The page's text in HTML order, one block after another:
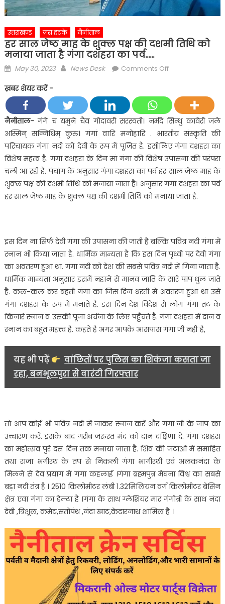
उत्तराखण्ड ज़रा हटके नैनीताल
हर साल जेष्ठ माह के शुक्ल पक्ष की दशमी तिथि को
मनाया जाता है गंगा दशहरा का पर्व……
Posted
May 30, 2023 Author
News Desk Comments Offon
जेष्ठ
माह
के
शुक्ल
पक्ष
की
दशमी
तिथि
को
गंगा
दशहरा
का
पर्व……
ख़बर शेयर करें -
नैनीताल-गंगे च यमुने चैव गोदावरी सरस्वती। नर्मदे सिन्धु कावेरी जले
अस्मिन् सन्निधिम् कुरु। गंगां वारि मनोहारि . भारतीय संस्कृति की
परिचायक गंगा नदी को देवी के रूप में पूजित है. इसीलिए गंगा दशहरा का
विशेष महत्व है. गंगा दशहरा के दिन मां गंगा की विशेष उपासना की परंपरा
चली आ रही है. पंचांग के अनुसार गंगा दशहरा का पर्व हर साल जेष्ठ माह के
शुक्ल पक्ष की दशमी तिथि को मनाया जाता है। अनुसार गंगा दशहरा का पर्व
हर साल जेष्ठ माह के शुक्ल पक्ष की दशमी तिथि को मनाया जाता है.
इस दिन ना सिर्फ देवी गंगा की उपासना की जाती है बल्कि पवित्र नदी गंगा में
स्नान भी किया जाता है. धार्मिक मान्यता है कि इस दिन पृथ्वी पर देवी गंगा
का अवतरण हुआ था. गंगा नदी को देश की सबसे पवित्र नदी में गिना जाता है.
धार्मिक मान्यता अनुसार इसमें नहाने से मानव जाति के सारे पाप धुल जाते
है. कल-कल कर बहती गंगा का जिस दिन धरती में अवतरण हुआ था उसे
गंगा दशहरा के रूप में मनाते है. इस दिन देश विदेश से लोग गंगा तट के
किनारे स्नान व उसकी पूजा अर्चना के लिए पहुँचते है. गंगा दशहरा में दान व
स्नान का बहुत महत्त्व है. कहते है अगर आपके आसपास गंगा जी नहीं है,
यह भी पढ़ें
वांछितों पर पुलिस का शिकंजा कसता जा
रहा, बनभूलपुरा से वारंटी गिरफ्तार
तो आप कोई भी पवित्र नदी में जाकर स्नान करें और गंगा जी के जाप का
उच्चारण करें. इसके बाद गरीब जरुरत मंद को दान दक्षिणा दें. गंगा दशहरा
का महोत्सव पुरे दस दिन तक मनाया जाता है. शिव की जटाओं में समाहित
तथा राजा भगीरथ के तप से निकली गंगा भागीरथी एवं अलकनंदा के
मिलने से देव प्रयाग में गंगा कहलाई ।गंगा ब्रह्मपुत्र मेघना विश्व का सबसे
बड़ा नदी तंत्र है । 2510 किलोमीटर लंबी 1.32मिलियन वर्ग किलोमीटर बेसिन
क्षेत्र एवा गंगा का डेल्टा है ।गंगा के साथ ग्लेशियर मार गंगोत्री के साथ नंदा
देवी ,त्रिशूल, कमेट,सतोपंथ ,नंदा खाट,केदारनाथ शामिल है ।